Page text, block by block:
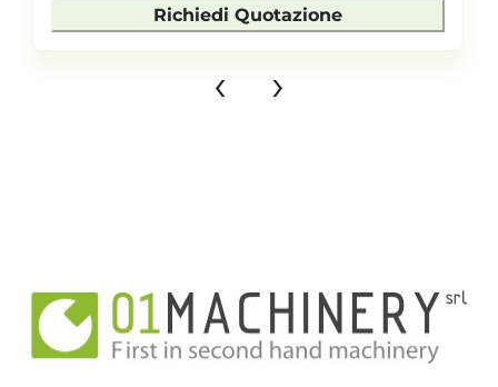
Richiedi Quotazione
‹ ›